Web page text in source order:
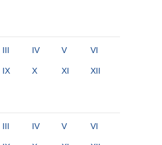
III IV V VI
IX X XI XII
III IV V VI